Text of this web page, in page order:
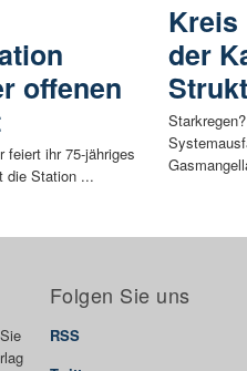
offenen
feiert ihr 75-jähriges
die Station ...
Kreis
der
Folgen Sie uns
RSS